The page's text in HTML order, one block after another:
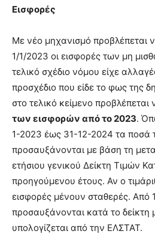
Εισφορές
Με νέο μηχανισμό προβλέπεται
1/1/2023 οι εισφορές των μη
τελικό σχέδιο νόμου είχε
προσχέδιο που είδε το φως της
στο τελικό κείμενο προβλέπεται
των εισφορών από το 2023.
1-2023 έως 31-12-2024 τα ποσά
προσαυξάνονται με βάση τη
ετήσιου γενικού Δείκτη Τιμών
προηγούμενου έτους. Αν ο
εισφορές μένουν σταθερές. Από
προσαυξάνονται κατά το
υπολογίζεται από την ΕΛΣΤΑΤ.